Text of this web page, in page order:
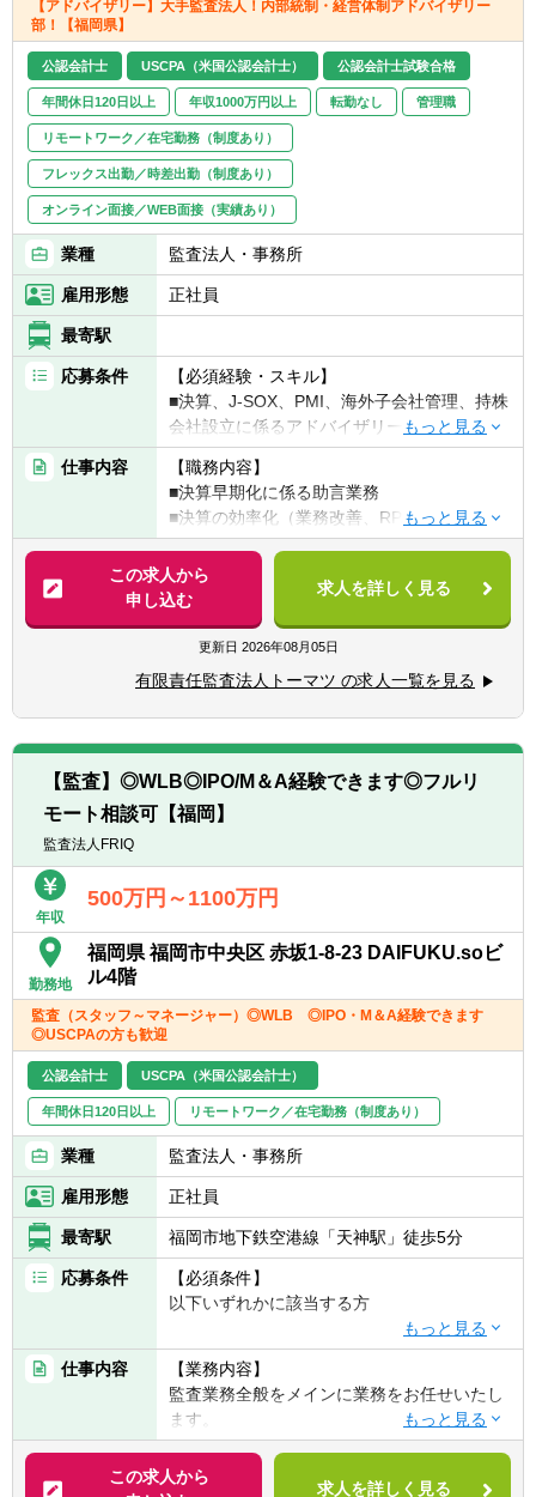
■海外メンバーファームと連携した、内部監
査サポート業務
▽金融
■銀行、信用金庫、信用組合への会計監査
■証券業への会計監査
▽IPO
■短期調査：現状の会社の課題抽出及び対応
策の検討
■アドバイザリーサービス：会社の要望に応
じた上場準備のサポート
■監査、上場申請書類レビュー：上場までの
チェック
▽パブリック
■独立行政法人や国立大学法人に対する会計
監査業務、会計及び内部統制アドバイザリー
業務
■国、中央省庁/地方公共団体に対する会計支
援業務、アドバイザリー業務
■国民から負託された税財源で運営されてい
る公益法人、学校法人、医療法人、社会福祉
法人等の
■非営利法人に対する会計監査業務、会計及
び内部統制、アドバイザリー業務
▽その他
■IFRS導入支援サービス：短期調査（課題の
抽出）、課題分析及び解決策等のアドバイ
ス、導入アドバイス
■品質管理業務：当法人の品質管理規程・マ
管理ルールの導入及び調整など
■データ監査業務：クライアント企業の基幹
正の検出及び分析ツールの選定及び開発など
【アドバイザリー】大手監査法人！内部統制・経営体制アドバイザリー
部！【福岡県】
公認会計士 USCPA（米国公認会計士） 公認会計士試験合格
年間休日120日以上 年収1000万円以上 転勤なし 管理職
リモートワーク／在宅勤務（制度あり）
フレックス出勤／時差出勤（制度あり）
オンライン面接／WEB面接（実績あり）
業種 監査法人・事務所
雇用形態 正社員
最寄駅
応募条件
【必須経験・スキル】
■決算、J-SOX、PMI、海外子会社管理、持株
会社設立に係るアドバイザリー業務あるいは
一般企業での当該実務の経験者、または会計
監査業務経験者
【歓迎経験・スキル】
■日本の公認会計士（日本の公認会計士試験
合格者を含む）、あるいは米国公認会計士資
格（USCPA）の資格保持者（全科目合格含
む）
■ビジネスレベルの英語力（TOEIC800点以
上）を有する方、海外駐在経験者
■経理部において、S4 HANAのユーザーとし
ての利用経験者
■監査法人、コンサルティング会社、グロー
バル企業の経理・内部統制・内部監査部門で
仕事内容
【職務内容】
■決算早期化に係る助言業務
■決算の効率化（業務改善、RPA）に係る助
言業務
■J-SOXに関する助言業務
■海外子会社管理に関する助言業務
■買収、統合前後のDD（ガバナンス、内部統
制）およびPMIに関する助言業務（業務標準
化、視える化、業務改善）
■持株会社設立に係る助言業務
■ERPやクラウドの決算DXツール
（BlackLine, SAP Concur, Workiva等）導入
助言業務
ERPの導入助言については、基本的にグルー
ジェクトとなります。
主に財務会計、管理会計領域における導入助
テスト、トレーニング、ハイパーケア等の業
この求人から
申し込む
求人を詳しく見る
更新日 2026年08月05日
有限責任監査法人トーマツ の求人一覧を見る
【監査】◎WLB◎IPO/M＆A経験できます◎フルリ
モート相談可【福岡】
監査法人FRIQ
年収
500万円～1100万円
勤務地
福岡県 福岡市中央区 赤坂1-8-23 DAIFUKU.soビ
ル4階
監査（スタッフ～マネージャー）◎WLB ◎IPO・M＆A経験できます
◎USCPAの方も歓迎
公認会計士 USCPA（米国公認会計士）
年間休日120日以上 リモートワーク／在宅勤務（制度あり）
業種 監査法人・事務所
雇用形態 正社員
最寄駅 福岡市地下鉄空港線「天神駅」徒歩5分
応募条件
【必須条件】
以下いずれかに該当する方
①日本の公認会計士（日本の公認会計士論文
式試験合格者を含む）
②米国公認会計士資格（USCPA）の資格保持
者
③システム監査業務経験者
仕事内容
【業務内容】
監査業務全般をメインに業務をお任せいたし
ます。
ご希望に応じてIPOを中心に各種アドバイザ
リー業務へも携わって頂くことも可能です。
この求人から
求人を詳しく見る